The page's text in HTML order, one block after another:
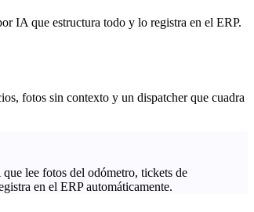
IA que estructura todo y lo registra en el ERP.
fotos sin contexto y un dispatcher que cuadra
lee fotos del odómetro, tickets de
en el ERP automáticamente.